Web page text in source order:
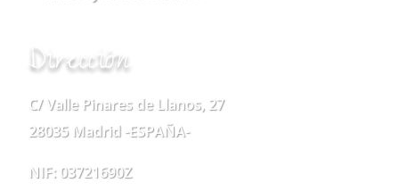
Dirección
C/ Valle Pinares de Llanos, 27
28035 Madrid -ESPAÑA-
NIF: 03721690Z